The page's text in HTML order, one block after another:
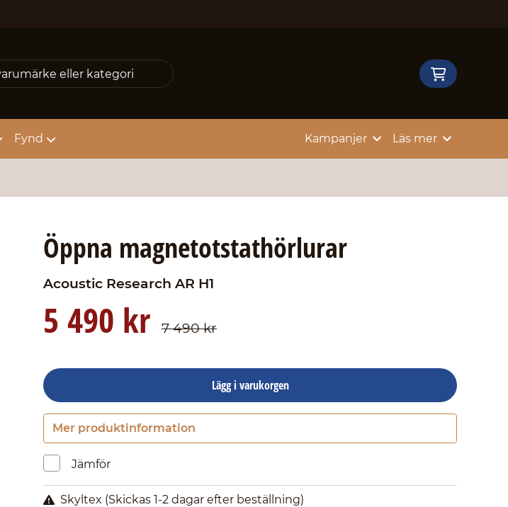
Fynd Kampanjer Läs mer
Öppna magnetotstathörlurar
Acoustic Research AR H1
5 490 kr 7 490 kr
Lägg i varukorgen
Mer produktinformation
Jämför
Skyltex (Skickas 1-2 dagar efter beställning)